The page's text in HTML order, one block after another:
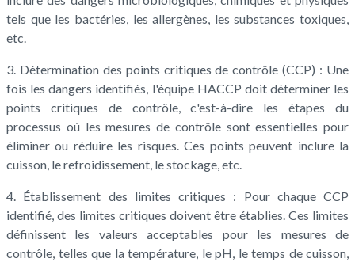
tels que les bactéries, les allergènes, les substances toxiques,
etc.
3. Détermination des points critiques de contrôle (CCP) : Une
fois les dangers identifiés, l'équipe HACCP doit déterminer les
points critiques de contrôle, c'est-à-dire les étapes du
processus où les mesures de contrôle sont essentielles pour
éliminer ou réduire les risques. Ces points peuvent inclure la
cuisson, le refroidissement, le stockage, etc.
4. Établissement des limites critiques : Pour chaque CCP
identifié, des limites critiques doivent être établies. Ces limites
définissent les valeurs acceptables pour les mesures de
contrôle, telles que la température, le pH, le temps de cuisson,